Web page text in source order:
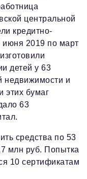
подписка
центральной
кредитно-
июня 2019 по март
детей у 63
недвижимости и
этих бумаг
63
средства по 53
млн руб. Попытка
10 сертификатам